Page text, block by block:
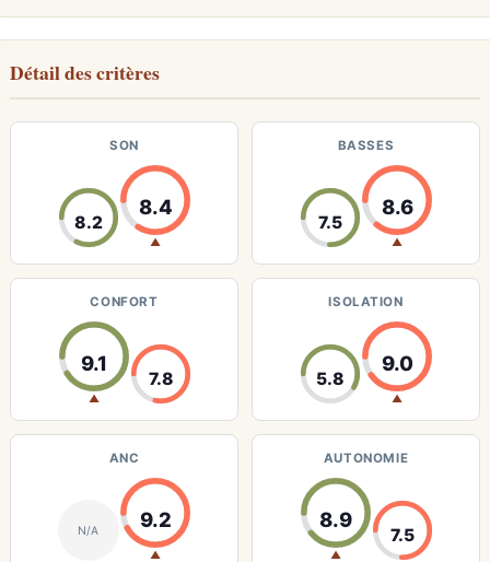
Détail des critères
SON
8.2
8.4
▲
BASSES
7.5
8.6
▲
CONFORT
9.1
▲
7.8
ISOLATION
5.8
9.0
▲
ANC
N/A 9.2
▲
AUTONOMIE
8.9
▲
7.5